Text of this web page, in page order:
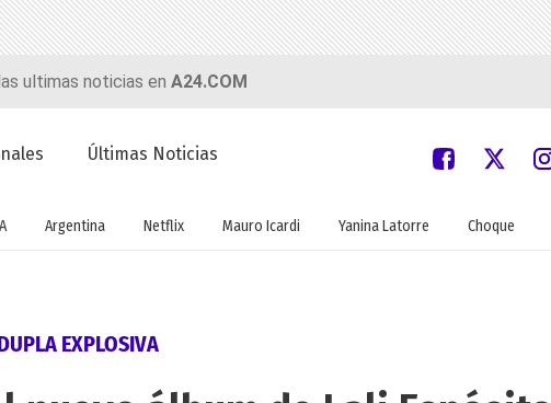
ultimas noticias en A24.COM
Últimas Noticias
Argentina Netflix Mauro Icardi Yanina Latorre Choque
EXPLOSIVA